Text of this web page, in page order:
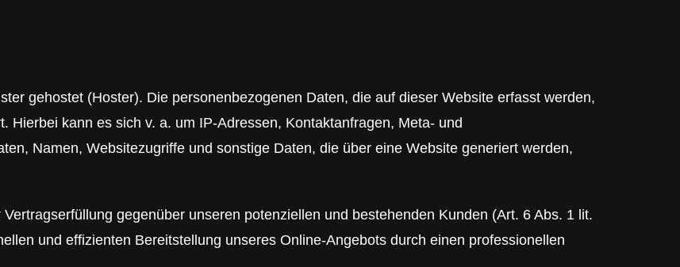
gehostet (Hoster). Die personenbezogenen Daten, die auf dieser Website erfasst werden,
Hierbei kann es sich v. a. um IP-Adressen, Kontaktanfragen, Meta- und
Namen, Websitezugriffe und sonstige Daten, die über eine Website generiert werden,
gegenüber unseren potenziellen und bestehenden Kunden (Art. 6 Abs. 1 lit.
und effizienten Bereitstellung unseres Online-Angebots durch einen professionellen